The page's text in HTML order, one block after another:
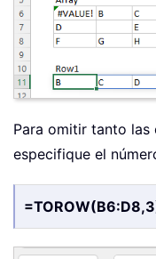
Para omitir tanto las
especifique el